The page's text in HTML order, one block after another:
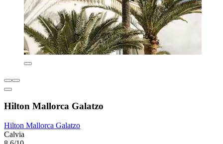
Hilton Mallorca Galatzo
Hilton Mallorca Galatzo
Calvia